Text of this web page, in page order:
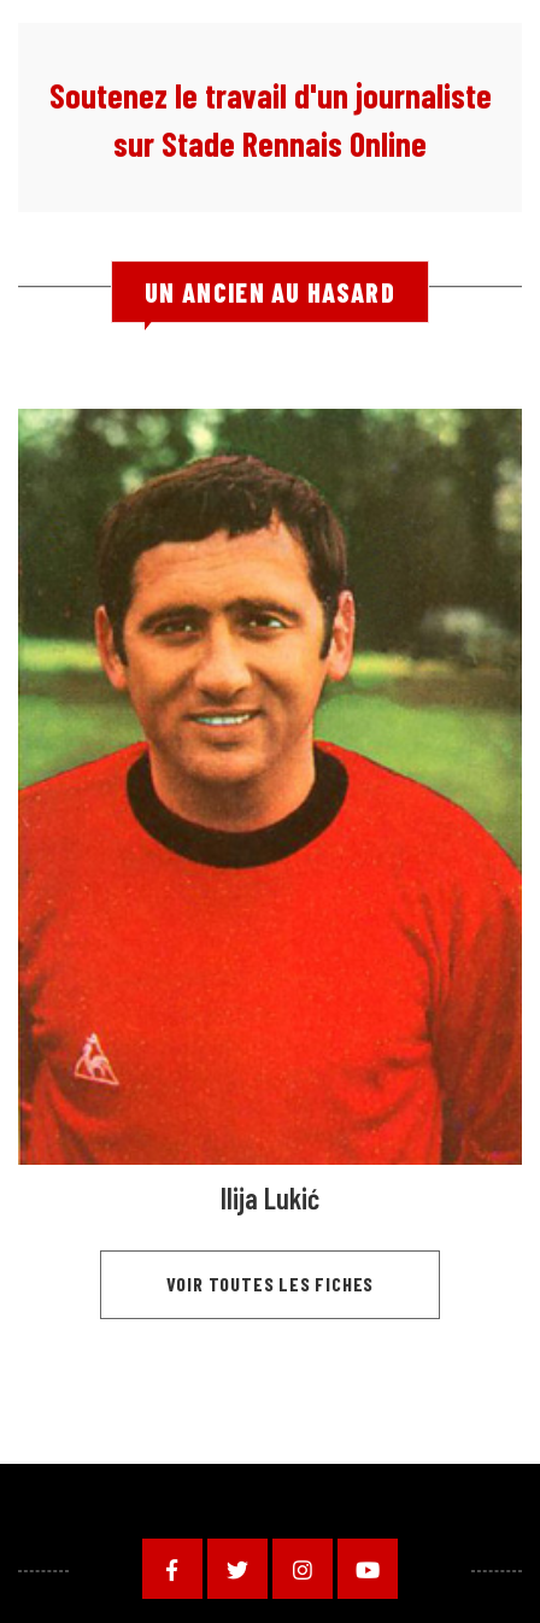
Soutenez le travail d'un journaliste
sur Stade Rennais Online
UN ANCIEN AU HASARD
Ilija Lukić
VOIR TOUTES LES FICHES